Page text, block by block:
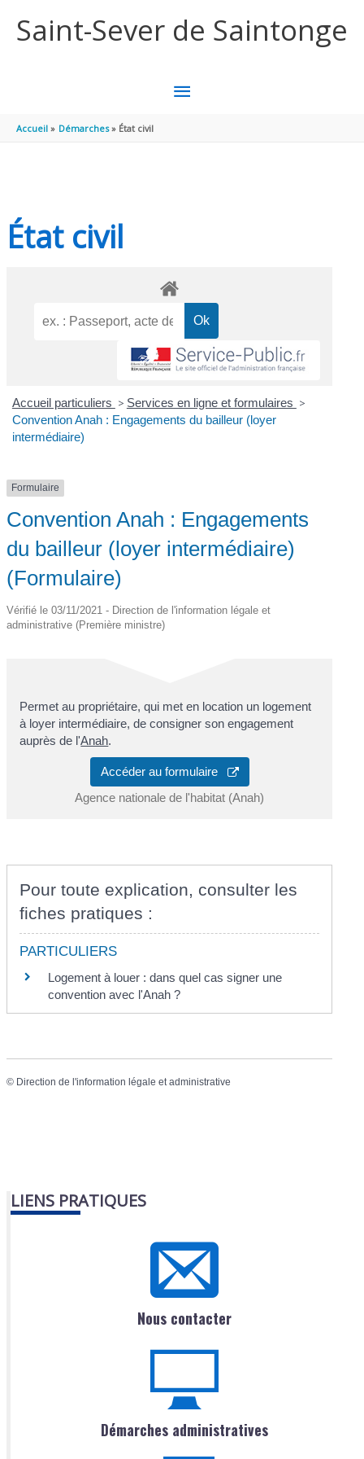
Saint-Sever de Saintonge
MENU
Accueil Démarches État civil
État civil
Accueil particuliers > Services en ligne et formulaires >
Convention Anah : Engagements du bailleur (loyer
intermédiaire)
Formulaire
Convention Anah : Engagements
du bailleur (loyer intermédiaire)
(Formulaire)
Vérifié le 03/11/2021 - Direction de l'information légale et
administrative (Première ministre)
Permet au propriétaire, qui met en location un logement
à loyer intermédiaire, de consigner son engagement
auprès de l'Anah.
Accéder au formulaire
Agence nationale de l'habitat (Anah)
Pour toute explication, consulter les
fiches pratiques :
PARTICULIERS
Logement à louer : dans quel cas signer une
convention avec l'Anah ?
© Direction de l'information légale et administrative
LIENS PRATIQUES
Nous contacter
Démarches administratives